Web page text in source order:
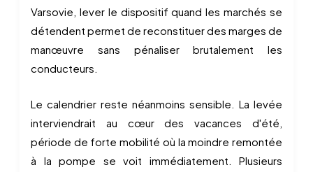
Varsovie, lever le dispositif quand les marchés se
détendent permet de reconstituer des marges de
manœuvre sans pénaliser brutalement les
conducteurs.
Le calendrier reste néanmoins sensible. La levée
interviendrait au cœur des vacances d'été,
période de forte mobilité où la moindre remontée
à la pompe se voit immédiatement. Plusieurs